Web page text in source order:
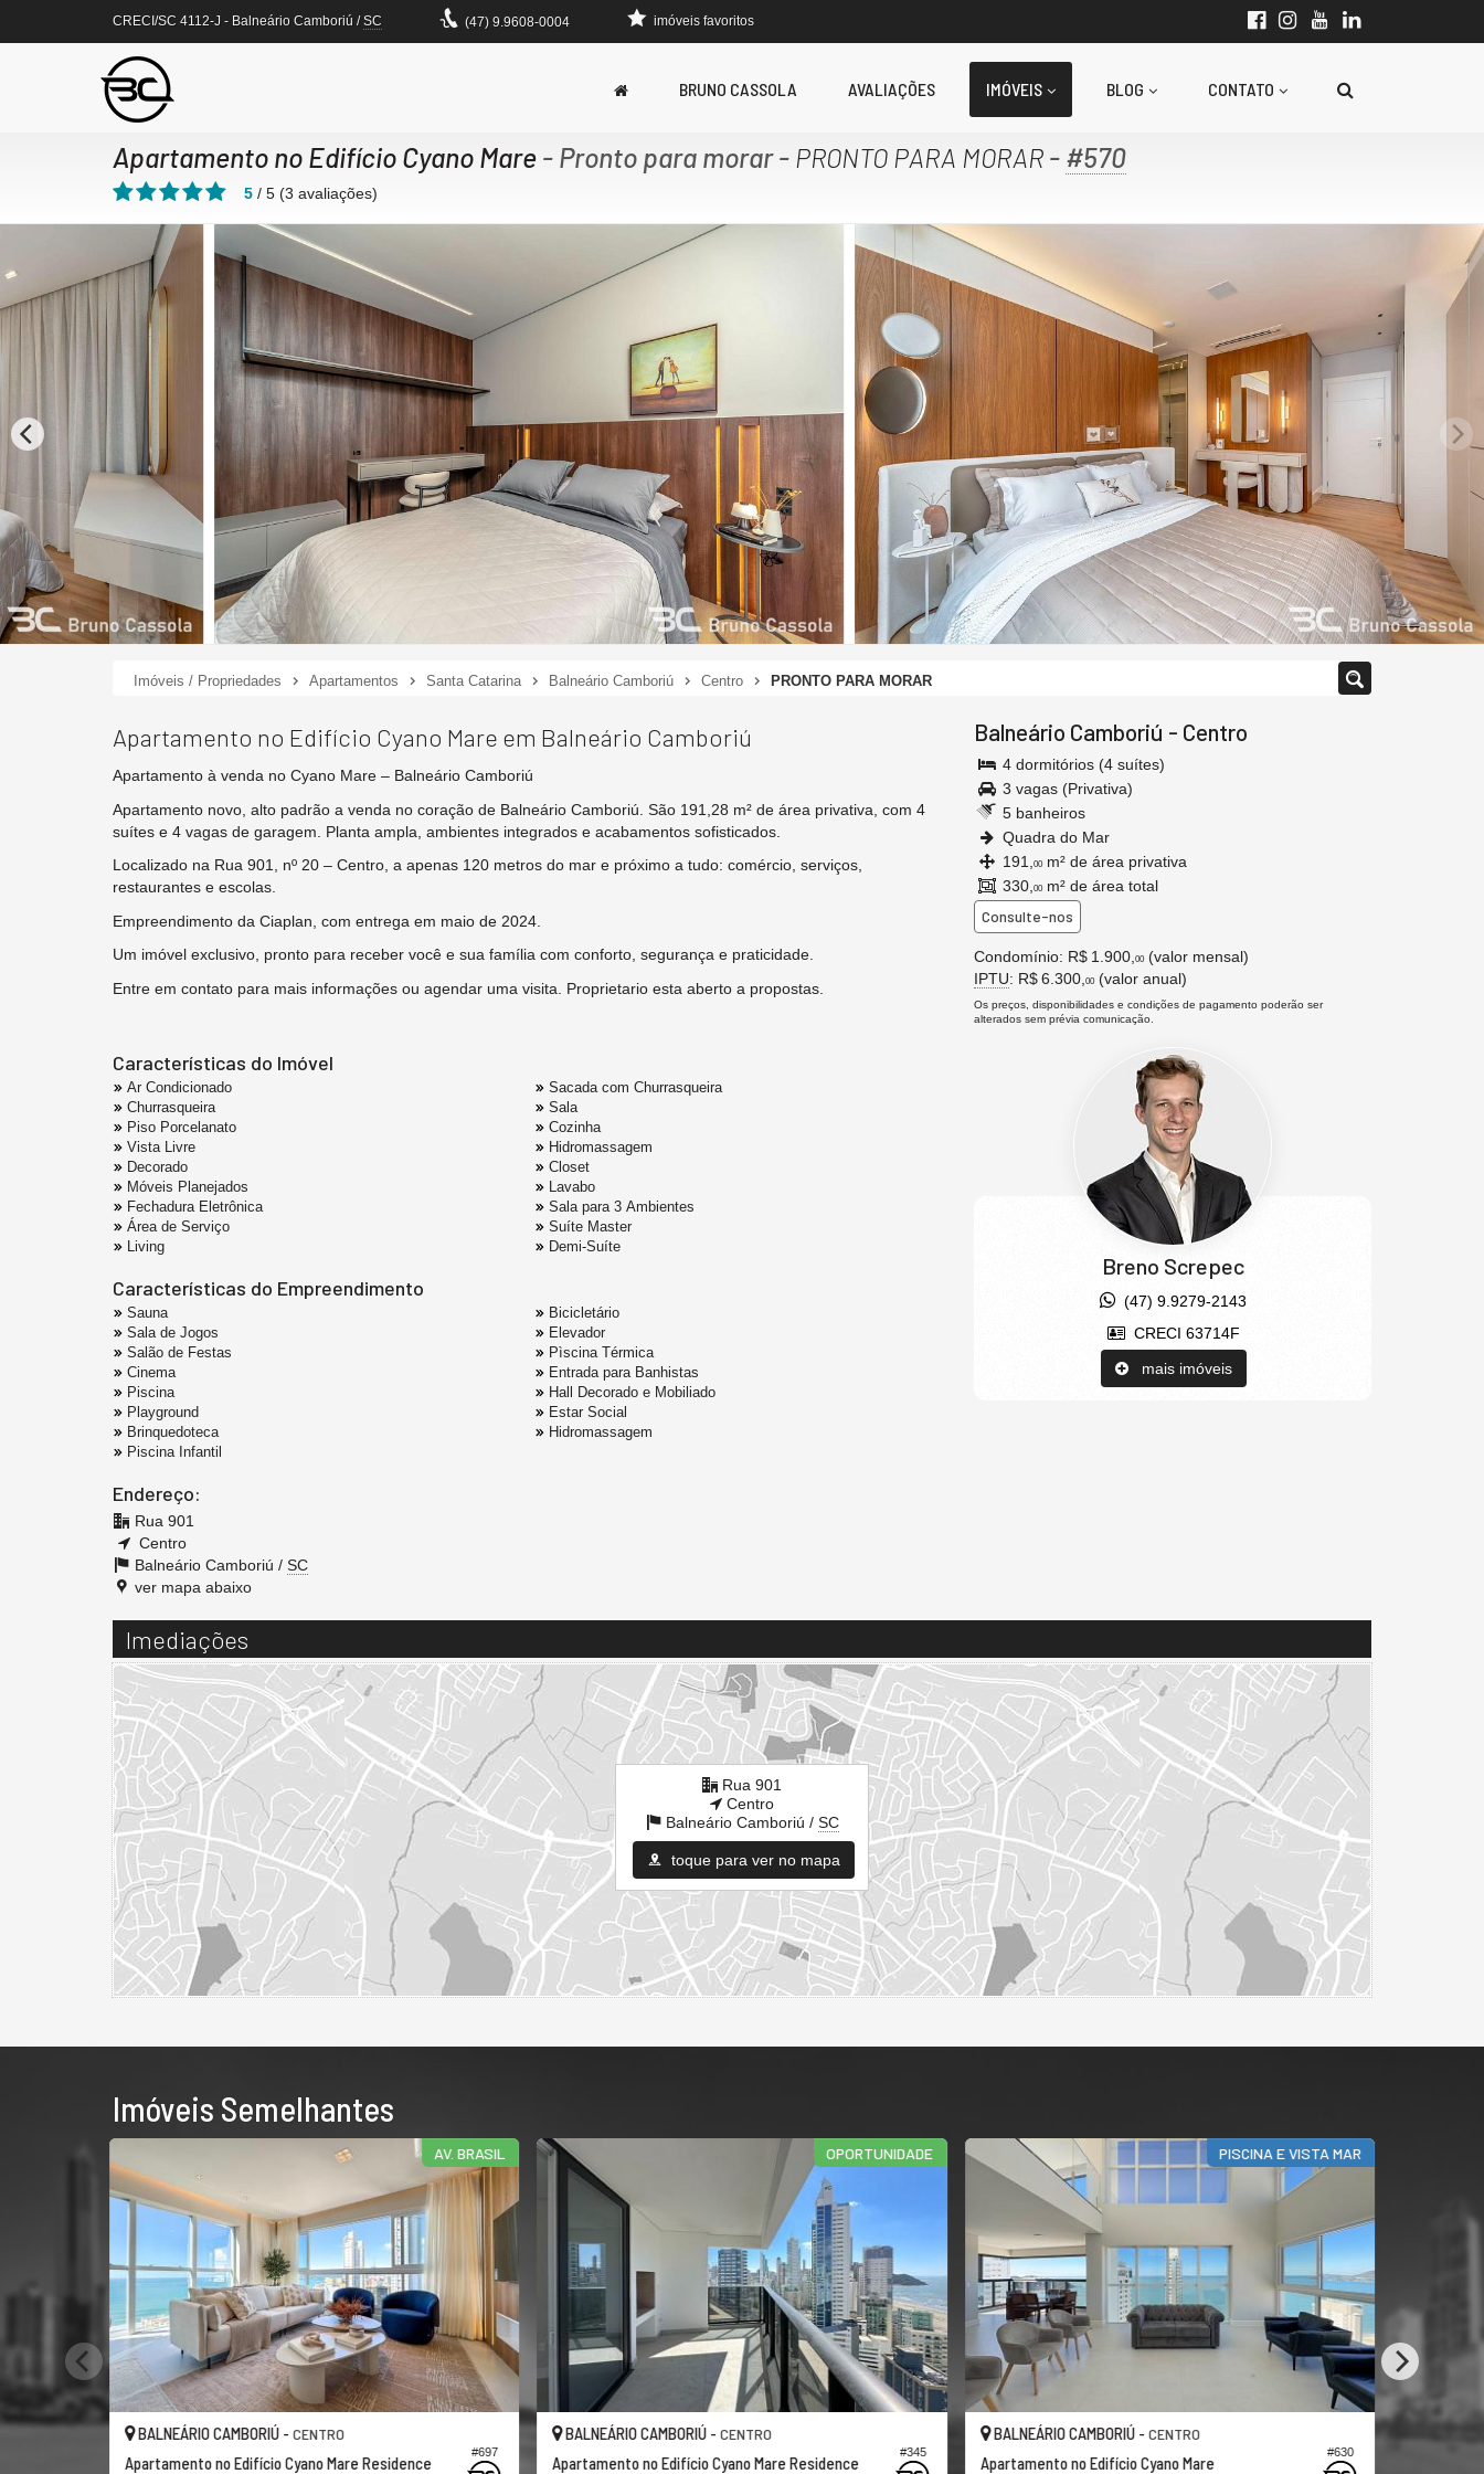
CRECI/SC 4112-J - Balneário Camboriú /SC (47) 9.9608-0004 imóveis favoritos
BRUNO CASSOLA AVALIAÇÕES IMÓVEIS BLOG CONTATO
Apartamento no Edifício Cyano Mare - Pronto para morar- PRONTO PARA MORAR - #570
5 / 5 (3 avaliações)
Imóveis / Propriedades Apartamentos Santa Catarina Balneário Camboriú Centro PRONTO PARA MORAR
Apartamento no Edifício Cyano Mare em Balneário Camboriú
Apartamento à venda no Cyano Mare – Balneário Camboriú
Apartamento novo, alto padrão a venda no coração de Balneário Camboriú. São 191,28 m² de área privativa, com 4
suítes e 4 vagas de garagem. Planta ampla, ambientes integrados e acabamentos sofisticados.
Localizado na Rua 901, nº 20 – Centro, a apenas 120 metros do mar e próximo a tudo: comércio, serviços,
restaurantes e escolas.
Empreendimento da Ciaplan, com entrega em maio de 2024.
Um imóvel exclusivo, pronto para receber você e sua família com conforto, segurança e praticidade.
Entre em contato para mais informações ou agendar uma visita. Proprietario esta aberto a propostas.
Características do Imóvel
Ar Condicionado
Churrasqueira
Piso Porcelanato
Vista Livre
Decorado
Móveis Planejados
Fechadura Eletrônica
Área de Serviço
Living
Sacada com Churrasqueira
Sala
Cozinha
Hidromassagem
Closet
Lavabo
Sala para 3 Ambientes
Suíte Master
Demi-Suíte
Características do Empreendimento
Sauna
Sala de Jogos
Salão de Festas
Cinema
Piscina
Playground
Brinquedoteca
Piscina Infantil
Bicicletário
Elevador
Pìscina Térmica
Entrada para Banhistas
Hall Decorado e Mobiliado
Estar Social
Hidromassagem
Endereço:
Rua 901
Centro
Balneário Camboriú / SC
ver mapa abaixo
Balneário Camboriú - Centro
4 dormitórios (4 suítes)
3 vagas (Privativa)
5 banheiros
Quadra do Mar
191,
00 m² de área privativa
330, 00 m² de área total
Consulte-nos
Condomínio: R$ 1.900, 00 (valor mensal)
IPTU: R$ 6.300, 00 (valor anual)
Os preços, disponibilidades e condições de pagamento poderão ser
alterados sem prévia comunicação.
Breno Screpec
(47) 9.9279-2143
CRECI 63714F
mais imóveis
Imediações
Rua 901
Centro
Balneário Camboriú / SC
toque para ver no mapa
Imóveis Semelhantes
OPORTUNIDADE
BALNEÁRIO CAMBORIÚ -
Apartamento no Edifício Cyano Mare Residence
PISCINA E VISTA MAR
BALNEÁRIO CAMBORIÚ -
Apartamento no Edifício Cyano Mare
BALNEÁRIO CAMBORIÚ -
Apartamento no Edifício Elbrus Residence